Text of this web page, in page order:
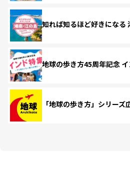
知れば知るほど好きになる
地球の歩き方45周年記念
「地球の歩き方」シリーズ